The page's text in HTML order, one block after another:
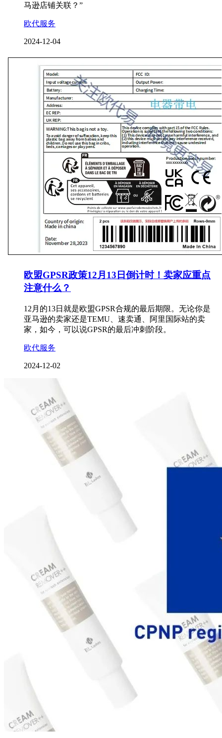
马逊店铺关联？”
欧代服务
2024-12-04
欧盟GPSR政策12月13日倒计时！卖家应重点
注意什么？
12月的13日就是欧盟GPSR合规的最后期限。无论你是
亚马逊的卖家还是TEMU、速卖通、阿里国际站的卖
家，如今，可以说GPSR的最后冲刺阶段。
欧代服务
2024-12-02